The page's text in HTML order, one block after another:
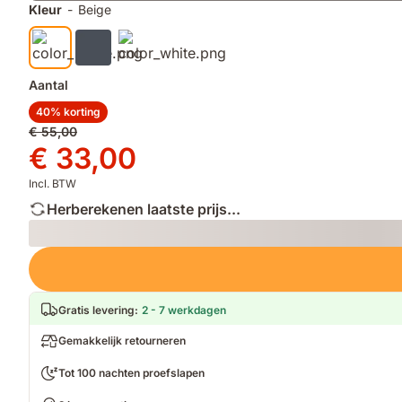
matte
afwerking
Kleur - Beige
Aantal
40% korting
Oorspronkelijke
prijs
€ 55,00
€ 55,00
Prijs
€ 33,00
€ 33,00
Incl. BTW
Herberekenen laatste prijs...
Loading
Gratis levering: 2 - 7 werkdagen
Gemakkelijk retourneren
Tot 100 nachten proefslapen